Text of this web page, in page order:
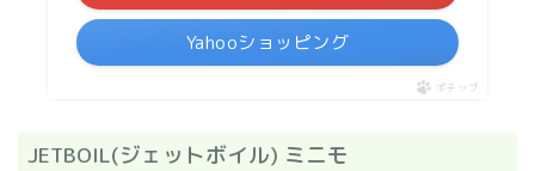
Yahooショッピング
ポチップ
JETBOIL(ジェットボイル) ミニモ